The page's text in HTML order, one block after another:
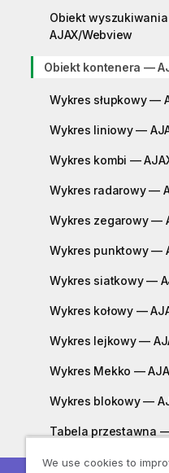
Obiekt
AJAX/Webview
Obiekt kontenera —
Wykres słupkowy —
Wykres liniowy —
Wykres kombi —
Wykres radarowy —
Wykres zegarowy —
Wykres punktowy —
Wykres siatkowy —
Wykres kołowy —
Wykres lejkowy —
Wykres Mekko —
Wykres blokowy —
Tabela przestawna
We use cookies to